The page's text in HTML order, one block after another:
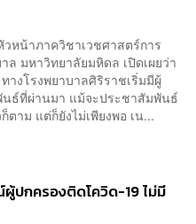
หน้าภาควิชาเวชศาสตร์การ
มหาวิทยาลัยมหิดล เปิดเผยว่า
งโรงพยาบาลศิริราชเริ่มมีผู้
นธ์ที่ผ่านมา แม้จะประชาสัมพันธ์
าม แต่ก็ยังไม่เพียงพอ เน...
ปกครองติดโควิด-19 ไม่มี